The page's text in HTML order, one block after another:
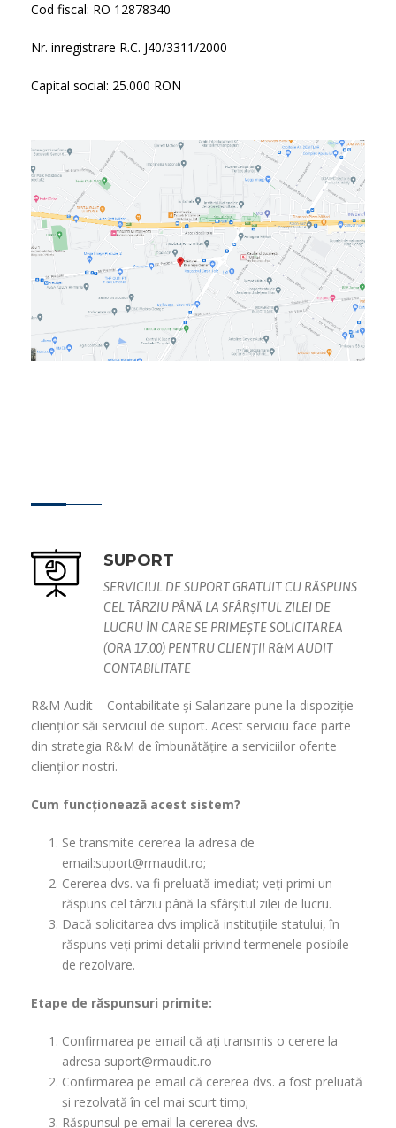
Cod fiscal: RO 12878340
Nr. inregistrare R.C. J40/3311/2000
Capital social: 25.000 RON
SUPORT
SERVICIUL DE SUPORT GRATUIT CU RĂSPUNS
CEL TÂRZIU PÂNĂ LA SFÂRȘITUL ZILEI DE
LUCRU ÎN CARE SE PRIMEȘTE SOLICITAREA
(ORA 17.00) PENTRU CLIENȚII R&M AUDIT
CONTABILITATE
R&M Audit – Contabilitate și Salarizare pune la dispoziție
clienților săi serviciul de suport. Acest serviciu face parte
din strategia R&M de îmbunătățire a serviciilor oferite
clienților nostri.
Cum funcționează acest sistem?
Se transmite cererea la adresa de
email:suport@rmaudit.ro;
Cererea dvs. va fi preluată imediat; veți primi un
răspuns cel târziu până la sfârșitul zilei de lucru.
Dacă solicitarea dvs implică instituțiile statului, în
răspuns veți primi detalii privind termenele posibile
de rezolvare.
Etape de răspunsuri primite:
Confirmarea pe email că ați transmis o cerere la
adresa suport@rmaudit.ro
Confirmarea pe email că cererea dvs. a fost preluată
și rezolvată în cel mai scurt timp;
Răspunsul pe email la cererea dvs.